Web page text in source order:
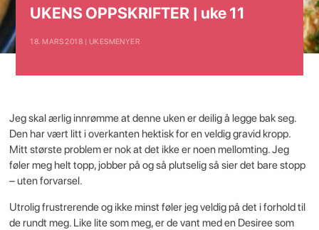
UKENS OPPSKRIFTER | uke 11
18. MARS 2018 | UKESMENYER
Jeg skal ærlig innrømme at denne uken er deilig å legge bak seg.
Den har vært litt i overkanten hektisk for en veldig gravid kropp.
Mitt største problem er nok at det ikke er noen mellomting. Jeg
føler meg helt topp, jobber på og så plutselig så sier det bare stopp
– uten forvarsel.
Utrolig frustrerende og ikke minst føler jeg veldig på det i forhold til
de rundt meg. Like lite som meg, er de vant med en Desiree som